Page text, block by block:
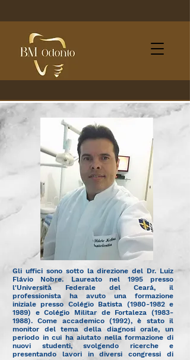
Gli uffici sono sotto la direzione del Dr. Luiz
Flávio Nobre. Laureato nel 1995 presso
l'Università Federale del Ceará, il
professionista ha avuto una formazione
iniziale presso Colégio Batista (1980-1982e
1989) e Colégio Militar de Fortaleza (1983-
1988). Come accademico (1992), è stato il
monitor del tema della diagnosi orale, un
periodo in cui ha aiutato nella formazione di
nuovi studenti, svolgendo ricerche e
presentando lavori in diversi congressi di